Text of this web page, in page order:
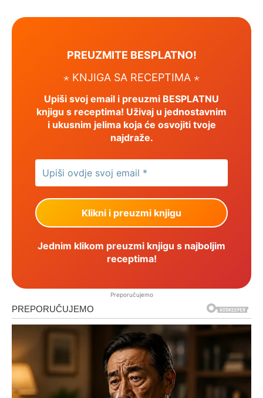
PREUZMITE BESPLATNO!
⋆ KNJIGA SA RECEPTIMA ⋆
Upiši svoj email i preuzmi BESPLATNU
knjigu s receptima! Uživaj u jednostavnim
i ukusnim jelima koja će osvojiti tvoje
najdraže.
Jednim klikom preuzmi knjigu s najboljim
receptima!
Preporučujemo